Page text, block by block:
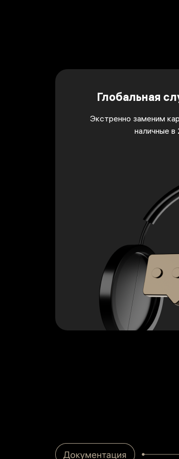
Глобальная
Экстренно заменим
наличные